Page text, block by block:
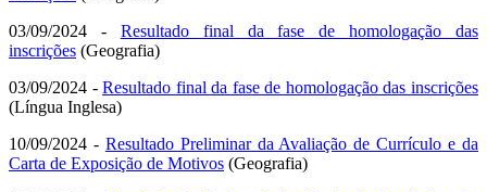
03/09/2024 - Resultado final da fase de homologação das
inscrições (Geografia)
03/09/2024 -Resultado final da fase de homologação das inscrições
(Língua Inglesa)
10/09/2024 - Resultado Preliminar da Avaliação de Currículo e da
Carta de Exposição de Motivos (Geografia)